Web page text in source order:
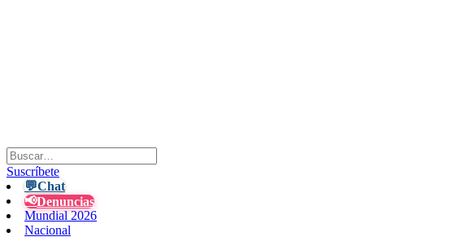
Suscríbete
💬Chat
📢Denuncias
Mundial 2026
Nacional